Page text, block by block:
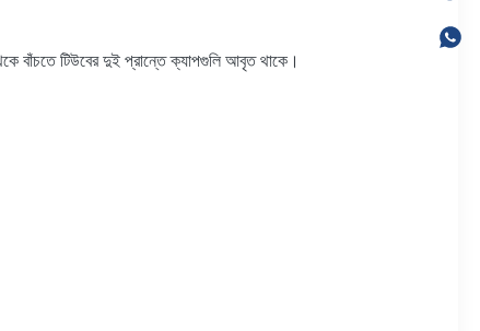
বাঁচতে টিউবের দুই প্রান্তে ক্যাপগুলি আবৃত থাকে।